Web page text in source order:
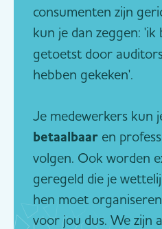
consumenten zijn
kun je dan zeggen: 'ik
getoetst door
hebben gekeken'.
Je medewerkers kun
betaalbaar en
volgen. Ook worden
geregeld die je
hen moet
voor jou dus. We zijn